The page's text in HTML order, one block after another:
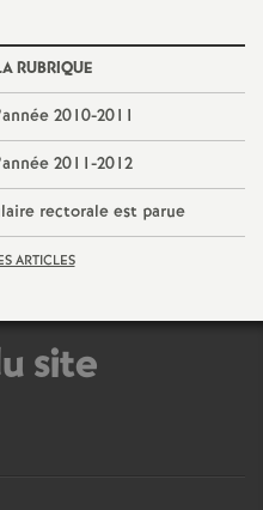
o
u
r
s
RUBRIQUE
2010-2011
2011-2012
rectorale est parue
ARTICLES
site